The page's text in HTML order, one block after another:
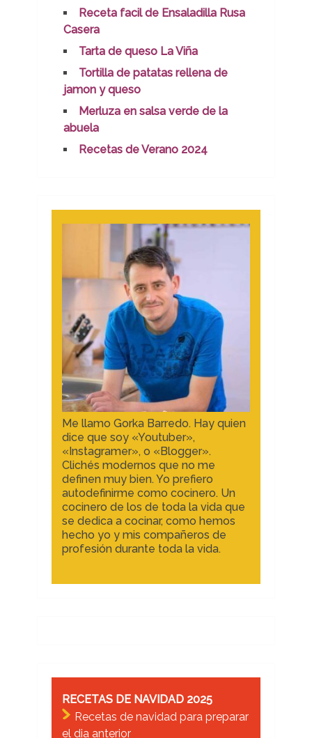
Receta facil de Ensaladilla Rusa
Casera
Tarta de queso La Viña
Tortilla de patatas rellena de
jamon y queso
Merluza en salsa verde de la
abuela
Recetas de Verano 2024
Me llamo Gorka Barredo. Hay quien
dice que soy «Youtuber»,
«Instagramer», o «Blogger».
Clichés modernos que no me
definen muy bien. Yo prefiero
autodefinirme como cocinero. Un
cocinero de los de toda la vida que
se dedica a cocinar, como hemos
hecho yo y mis compañeros de
profesión durante toda la vida.
RECETAS DE NAVIDAD 2025
Recetas de navidad para preparar
el dia anterior